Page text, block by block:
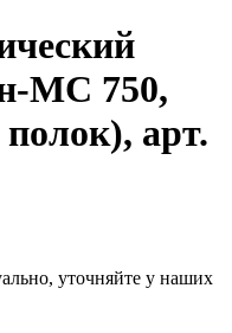
МС 750,
арт.
уточняйте у наших